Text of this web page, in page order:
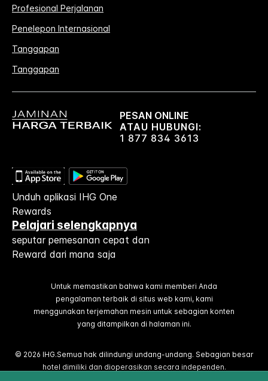
Profesional Perjalanan
Penelepon Internasional
Tanggapan
Tanggapan
PESAN ONLINE
ATAU HUBUNGI:
1 877 834 3613
Unduh aplikasi IHG One
Rewards
Pelajari selengkapnya
seputar pemesanan cepat dan
Reward dari mana saja
Untuk memastikan bahwa kami memberi Anda
pengalaman terbaik di situs web kami, kami
menggunakan terjemahan mesin untuk sebagian konten
yang ditampilkan di halaman ini.
© 2026 IHG.Semua hak dilindungi undang-undang. Sebagian besar
hotel dimiliki dan dioperasikan secara independen.